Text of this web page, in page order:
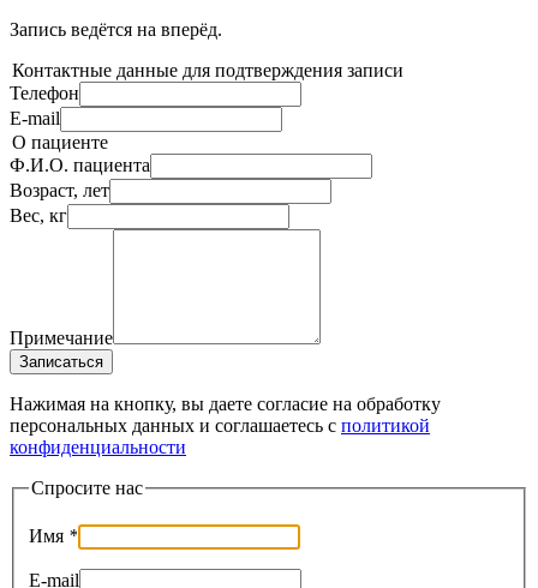
Запись ведётся на вперёд.
Контактные данные для подтверждения записи
Телефон
E-mail
О пациенте
Ф.И.О. пациента
Возраст, лет
Вес, кг
Примечание
Записаться
Нажимая на кнопку, вы даете согласие на обработку
персональных данных и соглашаетесь c политикой
конфиденциальности
Спросите нас
Имя *
E-mail